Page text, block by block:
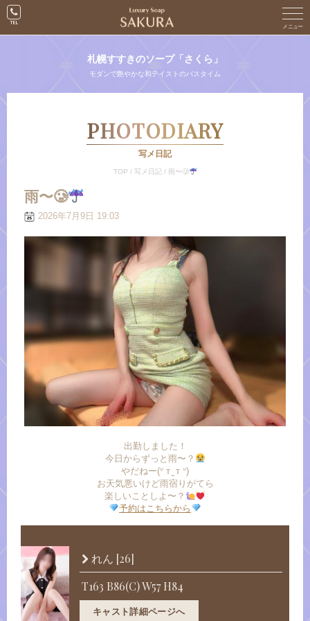
札幌すすきのソープ「さくら」
モダンで艶やかな和テイストのバスタイム
PHOTODIARY
写メ日記
TOP / 写メ日記 / 雨〜🥲
雨〜🥲
2026年7月9日 19:03
出勤しました！
今日からずっと雨〜？
やだねー(ᐡ т ̫ т ᐡ)
お天気悪いけど雨宿りがてら
楽しいことしよ〜？
予約はこちらから
れん [26]
T163 B86(C) W57 H84
キャスト詳細ページへ